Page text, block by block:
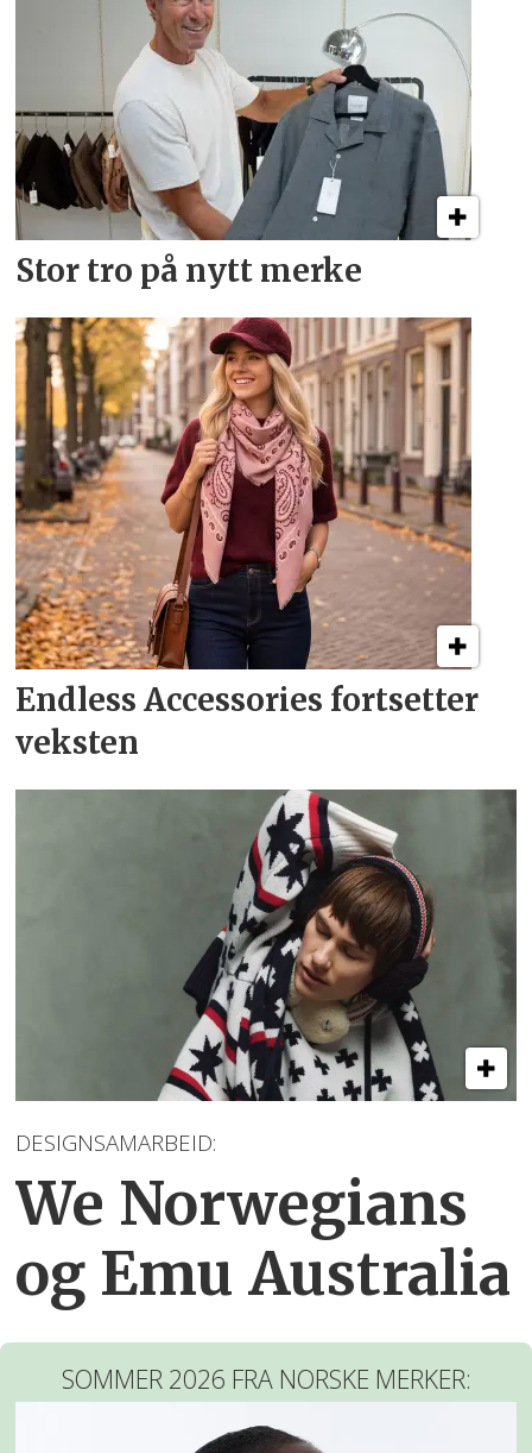
Stor tro på nytt merke
Endless Accessories fortsetter
veksten
DESIGNSAMARBEID:
We Norwegians
og Emu Australia
SOMMER 2026 FRA NORSKE MERKER: